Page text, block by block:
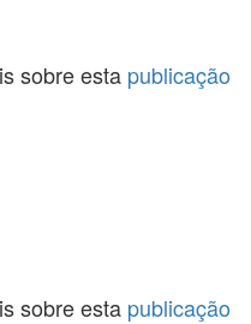
sobre esta publicação
sobre esta publicação